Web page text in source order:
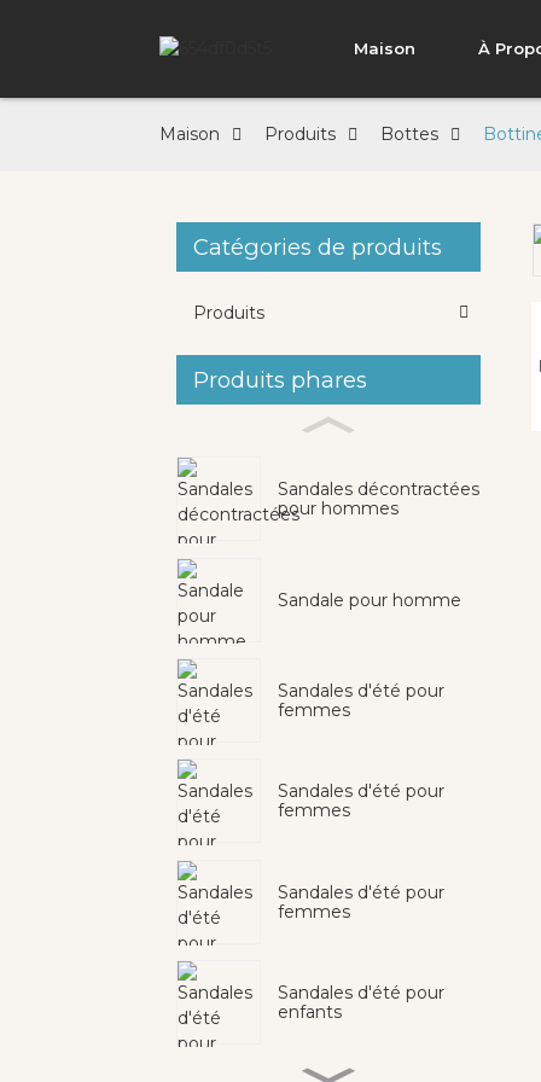
Maison À
Maison Produits Bottes
Catégories de produits
Produits
Produits phares
Sandales décontractées
pour hommes
Sandale pour homme
Sandales d'été pour
femmes
Sandales d'été pour
femmes
Sandales d'été pour
femmes
Sandales d'été pour
enfants
Loading...
Loading...